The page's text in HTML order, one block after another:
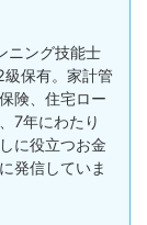
ニング技能士
級保有。家計管
険、住宅ロー
7年にわたり
に役立つお金
発信していま